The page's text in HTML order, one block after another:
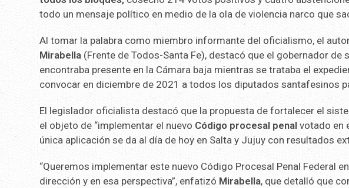
todo un mensaje político en medio de la ola de violencia narco que
Al tomar la palabra como miembro informante del oficialismo, el
Mirabella (Frente de Todos-Santa Fe), destacó que el gobernador de
encontraba presente en la Cámara baja mientras se trataba el
convocar en diciembre de 2021 a todos los diputados santafesinos
El legislador oficialista destacó que la propuesta de fortalecer el
el objeto de “implementar el nuevo Código procesal penal votado en
única aplicación se da al día de hoy en Salta y Jujuy con resultados
“Queremos implementar este nuevo Código Procesal Penal Federal
dirección y en esa perspectiva”, enfatizó Mirabella, que detalló que